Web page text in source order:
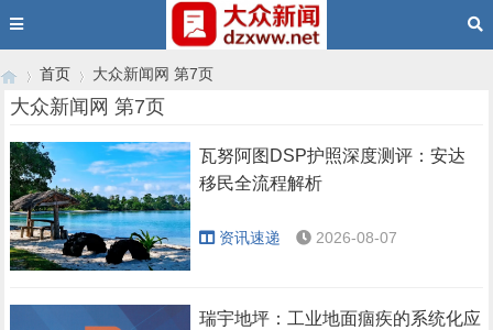
›
首页 大众新闻网 第7页
大众新闻网 第7页
瓦努阿图DSP护照深度测评：安达
移民全流程解析
资讯速递 2026-08-07
瑞宇地坪：工业地面痼疾的系统化应